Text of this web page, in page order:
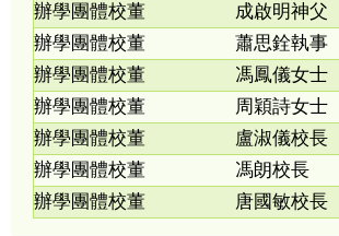
辦學團體校董
成啟明神父
辦學團體校董
蕭思銓執事
辦學團體校董
馮鳳儀女士
辦學團體校董
周穎詩女士
辦學團體校董
盧淑儀校長
辦學團體校董
馮朗校長
辦學團體校董
唐國敏校長